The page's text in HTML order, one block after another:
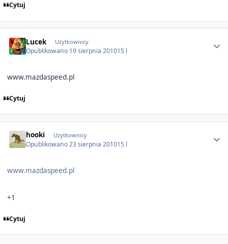
Cytuj
Lucek Użytkownicy
Opublikowano 19 sierpnia 201015 l
www.mazdaspeed.pl
Cytuj
hooki Użytkownicy
Opublikowano23 sierpnia 201015 l
www.mazdaspeed.pl
+1
Cytuj